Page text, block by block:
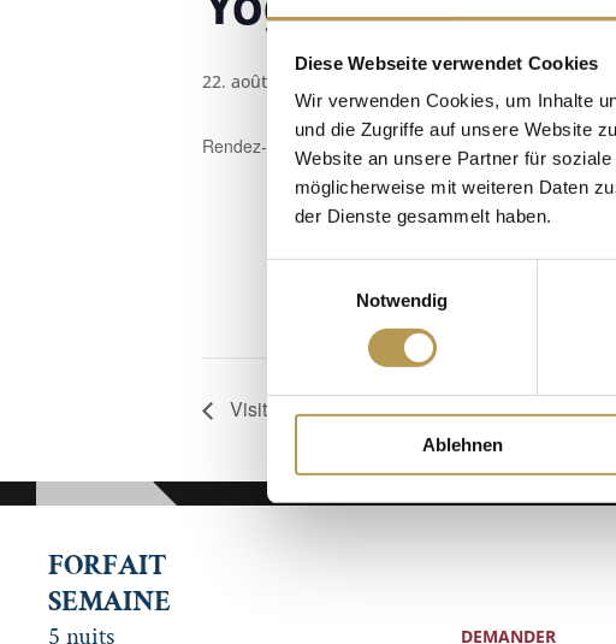
Diese Webseite verwendet Cookies
Wir verwenden Cookies, um Inhalte
und die Zugriffe auf unsere Website
Website an unsere Partner für
möglicherweise mit weiteren Daten
der Dienste gesammelt haben.
Notwendig
Ablehnen
FORFAIT
SEMAINE
5 nuits
22. août 2025, 14h30
Rendez-vous dans la salle de gymnastique,
Visite guidée de la tannerie Trautwein à